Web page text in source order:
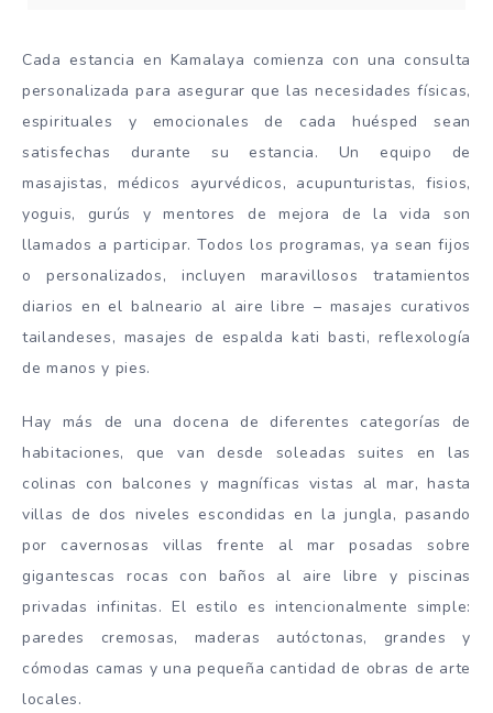
Cada estancia en Kamalaya comienza con una consulta
personalizada para asegurar que las necesidades físicas,
espirituales y emocionales de cada huésped sean
satisfechas durante su estancia. Un equipo de
masajistas, médicos ayurvédicos, acupunturistas, fisios,
yoguis, gurús y mentores de mejora de la vida son
llamados a participar. Todos los programas, ya sean fijos
o personalizados, incluyen maravillosos tratamientos
diarios en el balneario al aire libre – masajes curativos
tailandeses, masajes de espalda kati basti, reflexología
de manos y pies.
Hay más de una docena de diferentes categorías de
habitaciones, que van desde soleadas suites en las
colinas con balcones y magníficas vistas al mar, hasta
villas de dos niveles escondidas en la jungla, pasando
por cavernosas villas frente al mar posadas sobre
gigantescas rocas con baños al aire libre y piscinas
privadas infinitas. El estilo es intencionalmente simple:
paredes cremosas, maderas autóctonas, grandes y
cómodas camas y una pequeña cantidad de obras de arte
locales.